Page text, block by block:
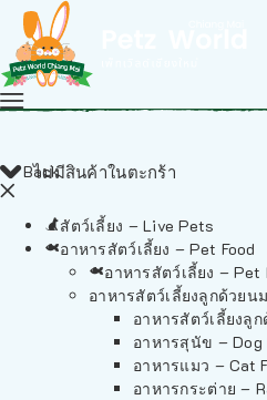
ไม่มีสินค้าในตะกร้า
Back
สัตว์เลี้ยง – Live Pets
อาหารสัตว์เลี้ยง – Pet Food
อาหารสัตว์เลี้ยง – Pet
อาหารสัตว์เลี้ยงลูกด้วยน
อาหารสัตว์เลี้ยงลู
อาหารสุนัข – Dog
อาหารแมว – Cat
อาหารกระต่าย –